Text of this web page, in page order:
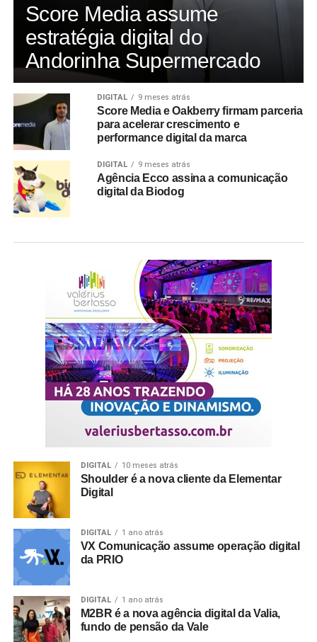
Score Media assume
estratégia digital do
Andorinha Supermercado
DIGITAL 9 meses atrás
Score Media e Oakberry firmam parceria
para acelerar crescimento e
performance digital da marca
DIGITAL 9 meses atrás
Agência Ecco assina a comunicação
digital da Biodog
DIGITAL 10 meses atrás
Shoulder é a nova cliente da Elementar
Digital
DIGITAL 1 ano atrás
VX Comunicação assume operação digital
da PRIO
DIGITAL 1 ano atrás
M2BR é a nova agência digital da Valia,
fundo de pensão da Vale